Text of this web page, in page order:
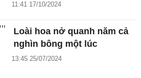
11:41 17/10/2024
Loài hoa nở quanh năm cả
nghìn bông một lúc
13:45 25/07/2024